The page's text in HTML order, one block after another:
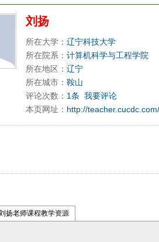
刘扬
所在大学： 辽宁科技大学
所在院系： 计算机科学与工程学院
所在地区： 辽宁
所在城市： 鞍山
评论次数： 1条 我要评论
本页网址： http://
扬老师课程教学资源